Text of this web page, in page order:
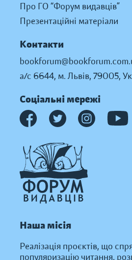
Про ГО “Форум видавців”
Презентаційні матеріали
Контакти
а/с 6644, м. Львів, 79005,
Соціальні мережі
Наша місія
Реалізація проєктів, що
популяризацію читання,